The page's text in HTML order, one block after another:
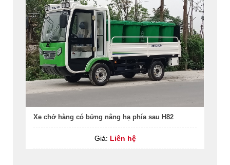
Xe chở hàng có bửng nâng hạ phía sau H82
Giá: Liên hệ